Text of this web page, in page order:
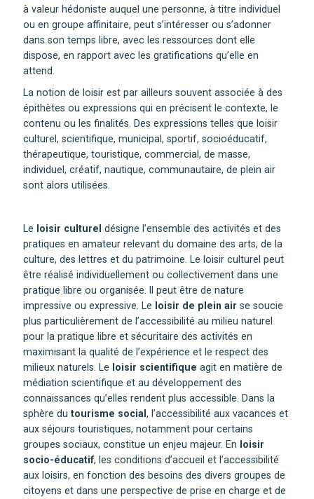
à valeur hédoniste auquel une personne, à titre individuel
ou en groupe affinitaire, peut s’intéresser ou s’adonner
dans son temps libre, avec les ressources dont elle
dispose, en rapport avec les gratifications qu’elle en
attend.
La notion de loisir est par ailleurs souvent associée à des
épithètes ou expressions qui en précisent le contexte, le
contenu ou les finalités. Des expressions telles que loisir
culturel, scientifique, municipal, sportif, socioéducatif,
thérapeutique, touristique, commercial, de masse,
individuel, créatif, nautique, communautaire, de plein air
sont alors utilisées.
Le loisir culturel désigne l’ensemble des activités et des
pratiques en amateur relevant du domaine des arts, de la
culture, des lettres et du patrimoine. Le loisir culturel peut
être réalisé individuellement ou collectivement dans une
pratique libre ou organisée. Il peut être de nature
impressive ou expressive. Le
loisir de plein air se soucie
plus particulièrement de l’accessibilité au milieu naturel
pour la pratique libre et sécuritaire des activités en
maximisant la qualité de l’expérience et le respect des
milieux naturels. Le
loisir scientifique agit en matière de
médiation scientifique et au développement des
connaissances qu’elles rendent plus accessible. Dans la
sphère du tourisme social , l’accessibilité aux vacances et
aux séjours touristiques, notamment pour certains
groupes sociaux, constitue un enjeu majeur. En
loisir
socio-éducatif, les conditions d’accueil et l’accessibilité
aux loisirs, en fonction des besoins des divers groupes de
citoyens et dans une perspective de prise en charge et de